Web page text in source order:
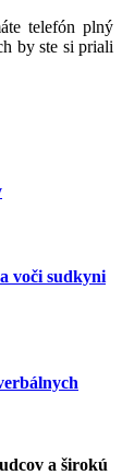
telefón plný
by ste si priali
voči sudkyni
a širokú